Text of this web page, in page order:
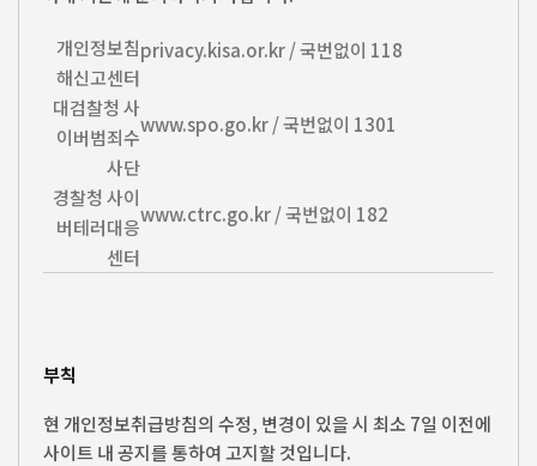
개인정보침
해신고센터
privacy.kisa.or.kr / 국번없이 118
대검찰청 사
이버범죄수
사단
www.spo.go.kr / 국번없이 1301
경찰청 사이
버테러대응
센터
www.ctrc.go.kr / 국번없이 182
부칙
현 개인정보취급방침의 수정, 변경이 있을 시 최소 7일 이전에
사이트 내 공지를 통하여 고지할 것입니다.